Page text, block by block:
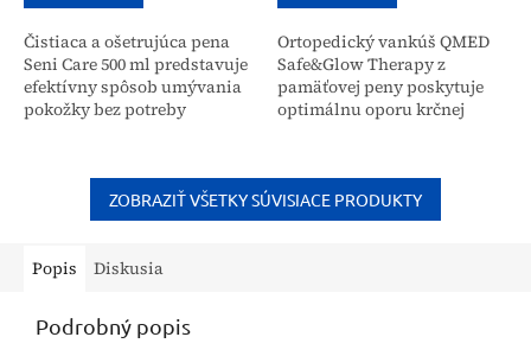
Čistiaca a ošetrujúca pena
Seni Care 500 ml predstavuje
efektívny spôsob umývania
pokožky bez potreby
nečistoty, hydratuje...
Ortopedický vankúš QMED
Safe&Glow Therapy z
pamäťovej peny poskytuje
optimálnu oporu krčnej
zlepšenie kvality spánku,...
ZOBRAZIŤ VŠETKY SÚVISIACE PRODUKTY
Popis Diskusia
Podrobný popis